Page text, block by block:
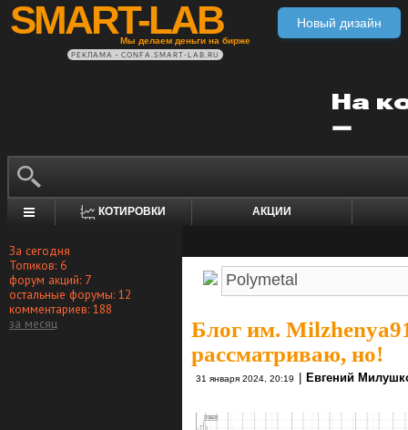
SMART-LAB
Мы делаем деньги на бирже
Новый дизайн
РЕКЛАМА • CONFA.SMART-LAB.RU
КОТИРОВКИ АКЦИИ
За сегодня
Топиков: 6
форум акций: 7
остальные форумы: 12
комментариев: 188
за месяц
Блог им.
рассматриваю, но!
31 января 2024, 20:19 Евгений